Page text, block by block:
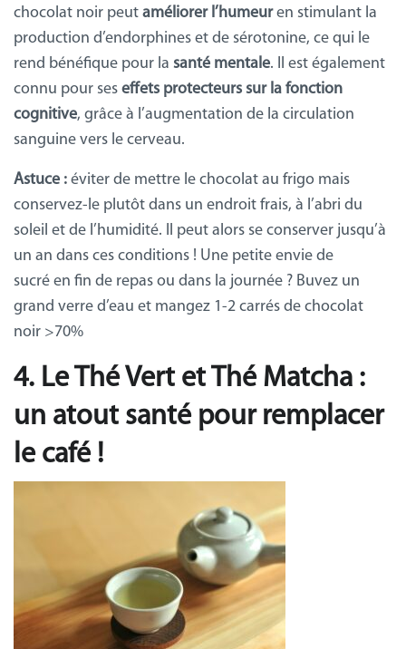
chocolat noir peut améliorer l’humeuren stimulant la
production d’endorphines et de sérotonine, ce qui le
rend bénéfique pour la santé mentale. Il est également
connu pour ses effets protecteurs sur la fonction
cognitive, grâce à l’augmentation de la circulation
sanguine vers le cerveau.
Astuce : éviter de mettre le chocolat au frigo mais
conservez-le plutôt dans un endroit frais, à l’abri du
soleil et de l’humidité. Il peut alors se conserver jusqu’à
un an dans ces conditions ! Une petite envie de
sucré en fin de repas ou dans la journée ? Buvez un
grand verre d’eau et mangez 1-2 carrés de chocolat
noir >70%
4. Le Thé Vert et Thé Matcha :
un atout santé pour remplacer
le café !